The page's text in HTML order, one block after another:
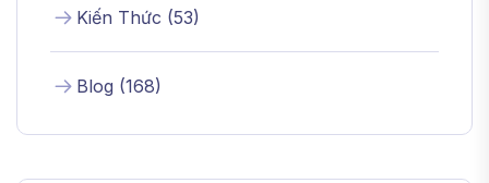
Kiến Thức (53)
Blog (168)